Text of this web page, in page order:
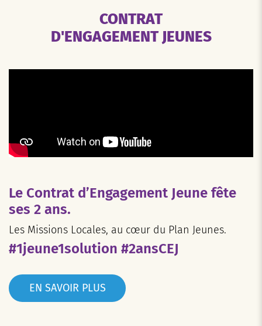
CONTRAT
D'ENGAGEMENT JEUNES
Le Contrat d’Engagement Jeune fête
ses 2 ans.
Les Missions Locales, au cœur du Plan Jeunes.
#1jeune1solution #2ansCEJ
EN SAVOIR PLUS